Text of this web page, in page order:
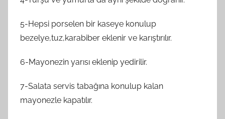
5-Hepsi porselen bir kaseye konulup
bezelye,tuz,karabiber eklenir ve karıştırılır.
6-Mayonezin yarısı eklenip yedirilir.
7-Salata servis tabağına konulup kalan
mayonezle kapatılır.